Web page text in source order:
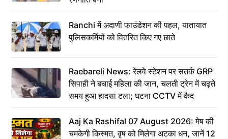
Ranchi में अदाणी फाउंडेशन की पहल, यातायात
पुलिसकर्मियों को वितरित किए गए छाते
Raebareli News: रेलवे स्टेशन पर सतर्क GRP
सिपाही ने बचाई महिला की जान, चलती ट्रेन में चढ़ते
समय हुआ हादसा टला; घटना CCTV में कैद
Aaj Ka Rashifal 07 August 2026: मेष की
चमकेगी किस्मत, वृष को मिलेगा अटका धन, जानें 12